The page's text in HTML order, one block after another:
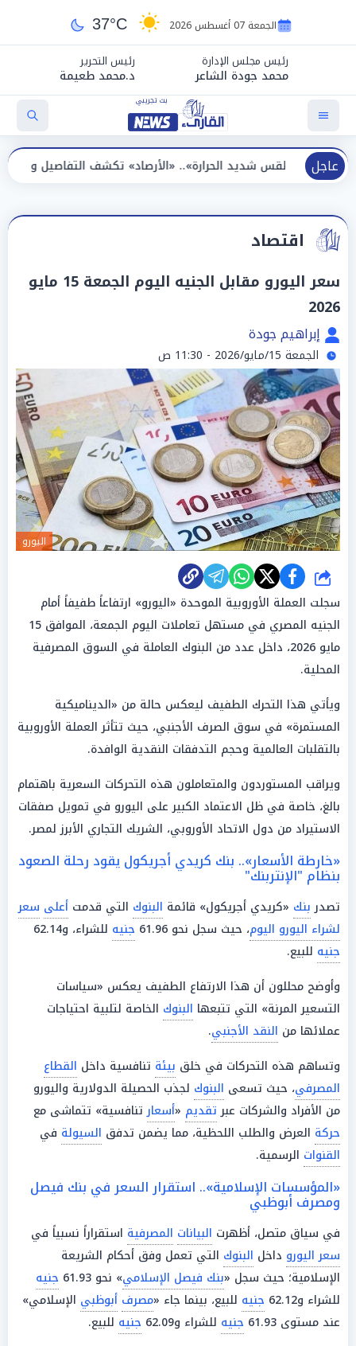
الجمعة 07 أغسطس 2026 37°C
رئيس مجلس الإدارة
محمد جودة الشاعر
رئيس التحرير
د.محمد طعيمة
عاجل
شديد الحرارة».. «الأرصاد» تكشف التفاصيل والظواهر الجوية
اقتصاد
سعر اليورو مقابل الجنيه اليوم الجمعة 15 مايو
2026
إبراهيم جودة
الجمعة 15/مايو/2026 - 11:30 ص
اليورو
شارك
سجلت العملة الأوروبية الموحدة «اليورو» ارتفاعاً طفيفاً أمام
الجنيه المصري في مستهل تعاملات اليوم الجمعة، الموافق 15
مايو 2026، داخل عدد من البنوك العاملة في السوق المصرفية
المحلية.
ويأتي هذا التحرك الطفيف ليعكس حالة من «الديناميكية
المستمرة» في سوق الصرف الأجنبي، حيث تتأثر العملة الأوروبية
بالتقلبات العالمية وحجم التدفقات النقدية الوافدة.
ويراقب المستوردون والمتعاملون هذه التحركات السعرية باهتمام
بالغ، خاصة في ظل الاعتماد الكبير على اليورو في تمويل صفقات
الاستيراد من دول الاتحاد الأوروبي، الشريك التجاري الأبرز لمصر.
«خارطة الأسعار».. بنك كريدي أجريكول يقود رحلة الصعود
بنظام "الإنتربنك"
تصدربنك «كريدي أجريكول» قائمة البنوك التي قدمت أعلى سعر
لشراء اليورو اليوم، حيث سجل نحو 61.96 جنيه للشراء، و62.14
جنيه للبيع.
وأوضح محللون أن هذا الارتفاع الطفيف يعكس «سياسات
التسعير المرنة» التي تتبعها البنوك الخاصة لتلبية احتياجات
عملائها من النقد الأجنبي.
وتساهم هذه التحركات في خلق بيئة تنافسية داخل القطاع
المصرفي، حيث تسعى البنوك لجذب الحصيلة الدولارية واليورو
من الأفراد والشركات عبرتقديم «أسعارتنافسية» تتماشى مع
حركة العرض والطلب اللحظية، مما يضمن تدفق السيولة في
القنوات الرسمية.
«المؤسسات الإسلامية».. استقرار السعر في بنك فيصل
ومصرف أبوظبي
في سياق متصل، أظهرت البيانات المصرفية استقراراً نسبياً في
سعر اليورو داخل البنوك التي تعمل وفق أحكام الشريعة
الإسلامية؛ حيث سجل «بنك فيصل الإسلامي» نحو 61.93
جنيه
للشراء و62.12
جنيه للبيع، بينما جاء «مصرف أبوظبي الإسلامي»
عند مستوى 61.93
جنيه للشراء و62.09 جنيه للبيع.